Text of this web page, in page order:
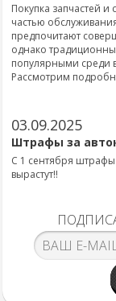
Покупка запчастей
частью
предпочитают
однако
популярными среди
Рассмотрим
03.09.2025
Штрафы за
С 1 сентября
вырастут!!